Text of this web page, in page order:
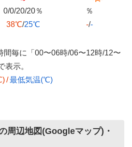
0/0/20/20％
38℃/25℃
％
-/-
間毎に「00〜06時/06〜12時/12〜
表示。
/最低気温(℃)
周辺地図(Googleマップ)・